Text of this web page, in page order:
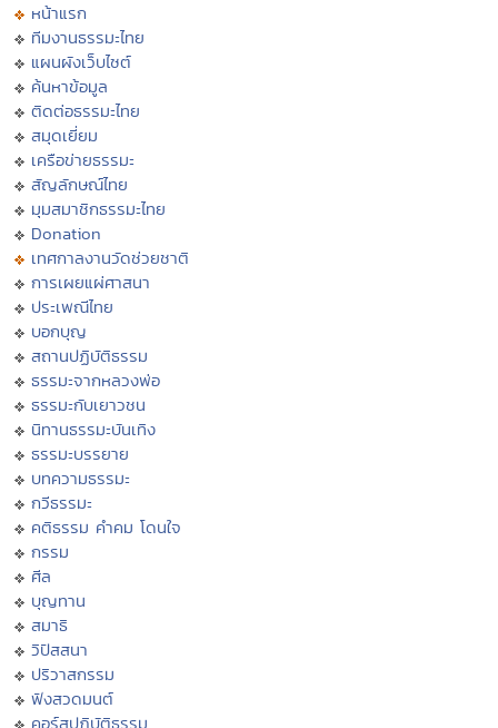
หน้าแรก
ทีมงานธรรมะไทย
แผนผังเว็บไซต์
ค้นหาข้อมูล
ติดต่อธรรมะไทย
สมุดเยี่ยม
เครือข่ายธรรมะ
สัญลักษณ์ไทย
มุมสมาชิกธรรมะไทย
Donation
เทศกาลงานวัดช่วยชาติ
การเผยแผ่ศาสนา
ประเพณีไทย
บอกบุญ
สถานปฏิบัติธรรม
ธรรมะจากหลวงพ่อ
ธรรมะกับเยาวชน
นิทานธรรมะบันเทิง
ธรรมะบรรยาย
บทความธรรมะ
กวีธรรมะ
คติธรรม คำคม โดนใจ
กรรม
ศีล
บุญทาน
สมาธิ
วิปัสสนา
ปริวาสกรรม
ฟังสวดมนต์
คอร์สปฏิบัติธรรม